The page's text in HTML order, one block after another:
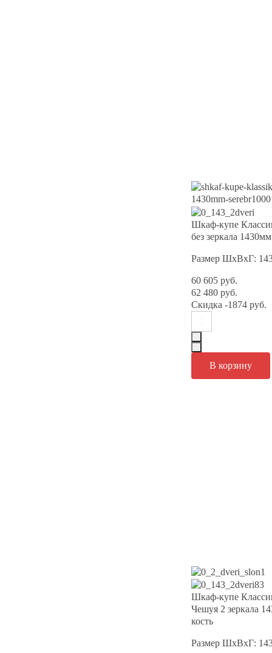
Шкаф-купе
без зеркала
Размер ШхВхГ:
60 605 руб.
62 480 руб.
Скидка -1874 руб.
Шкаф-купе
Чешуя 2 зеркала
кость
Размер ШхВхГ: